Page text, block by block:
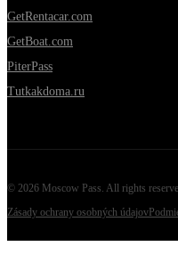
GetRentacar.com
GetBoat.com
PiterPass
Tutkakdoma.ru
© 2026 Moscow Pass. All rights
Zásady ochrany osobných údajov